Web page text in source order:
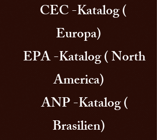
CEC -Katalog (
Europa)
EPA -Katalog ( North
America)
ANP -Katalog (
Brasilien)